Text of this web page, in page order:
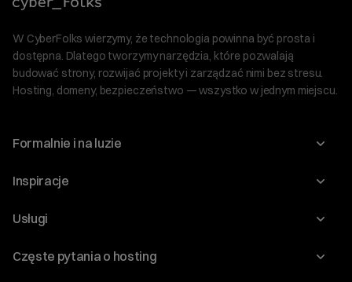
W CyberFolks wierzymy, że technologia powinna być prosta i
dostępna. Dlatego tworzymy narzędzia, które pozwalają
budować strony, rozwijać projekty i zarządzać nimi bez stresu.
Hosting, domeny, bezpieczeństwo — wszystko w jednym miejscu.
Formalnie i na luzie
O nas
Program Korzyści dla Inwestorów
Regulaminy i specyfikacje
Inspiracje
Blog
WordPress
Usługi
Domeny
Częste pytania o hosting